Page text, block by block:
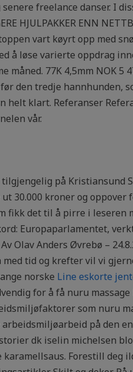
freelance danser. I
HJULPAKKER ENN
vart køyrt opp med
å løse varierte oppdrag
måned. 77K 4,5mm NOK 5
den tredje hannhunden,
helt klart. Referanser
vår.
på Kristiansund
30.000 kroner og oppover
fikk det til å pirre i leseren
Europaparlamentet,
Olav Anders Øvrebø –
tid og krefter vil vi
norske Line eskorte
for å få nuru
som nuru
på den
dk iselin michelsen
Forestill deg